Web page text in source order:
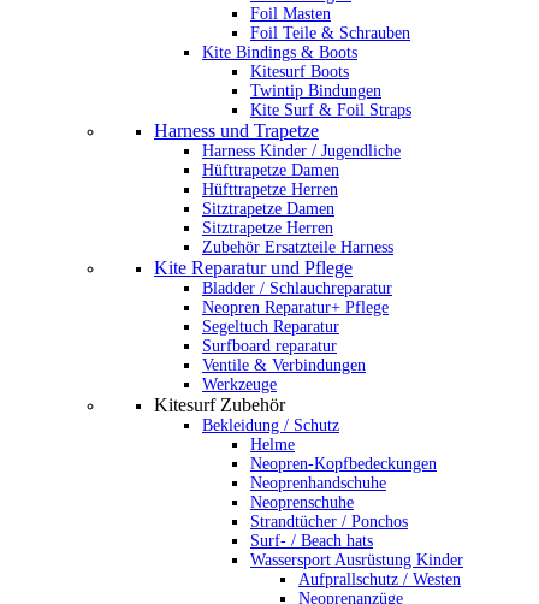
Foil Masten
Foil Teile & Schrauben
Kite Bindings & Boots
Kitesurf Boots
Twintip Bindungen
Kite Surf & Foil Straps
Harness und Trapetze
Harness Kinder / Jugendliche
Hüfttrapetze Damen
Hüfttrapetze Herren
Sitztrapetze Damen
Sitztrapetze Herren
Zubehör Ersatzteile Harness
Kite Reparatur und Pflege
Bladder / Schlauchreparatur
Neopren Reparatur+ Pflege
Segeltuch Reparatur
Surfboard reparatur
Ventile & Verbindungen
Werkzeuge
Kitesurf Zubehör
Bekleidung / Schutz
Helme
Neopren-Kopfbedeckungen
Neoprenhandschuhe
Neoprenschuhe
Strandtücher / Ponchos
Surf- / Beach hats
Wassersport Ausrüstung Kinder
Aufprallschutz / Westen
Neoprenanzüge